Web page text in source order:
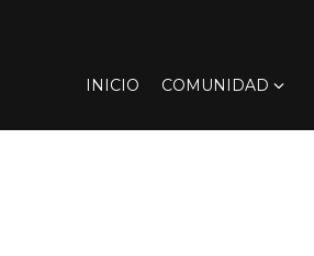
INICIO COMUNIDAD